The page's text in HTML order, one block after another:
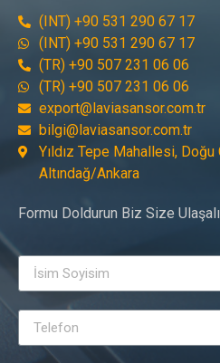
(INT) +90 531 290 67 17
(INT) +90 531 290 67 17
(TR) +90 507 231 06 06
(TR) +90 507 231 06 06
export@laviasansor.com.tr
bilgi@laviasansor.com.tr
Yıldız Tepe Mahallesi,
Altındağ/Ankara
Formu Doldurun Biz Size